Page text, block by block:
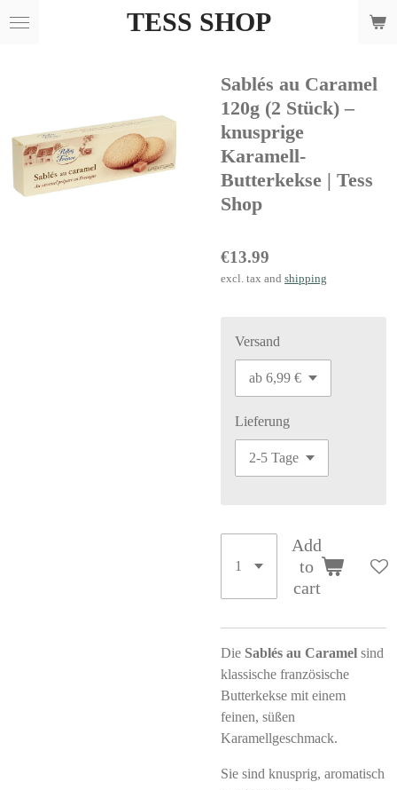
Skip
TESS SHOP
Sablés au Caramel
120g (2 Stück) –
knusprige
Karamell-
Butterkekse | Tess
Shop
€13.99
excl. tax and shipping
Versand
Lieferung
Add
to
cart
Die Sablés au Caramel sind
klassische französische
Butterkekse mit einem
feinen, süßen
Karamellgeschmack.
Sie sind knusprig, aromatisch